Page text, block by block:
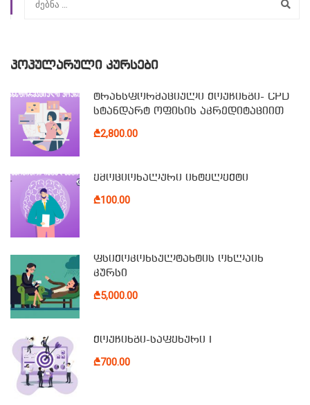
ᲞᲝᲞᲣᲚᲐᲠᲣᲚᲘ ᲙᲣᲠᲡᲔᲑᲘ
ტრანსფორმაციული ქოუჩინგი- CPD
სტანდარტ ოფისის აკრედიტაციით
₾2,800.00
ემოციონალური ინტელექტი
₾100.00
ფსიქოკონსულტანტის ონლაინ
კურსი
₾5,000.00
ქოუჩინგი-საფეხური I
₾700.00